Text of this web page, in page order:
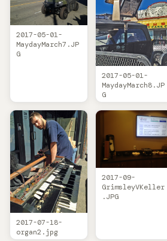
2017-05-01-
MaydayMarch7.JP
G
2017-05-01-
MaydayMarch8.JP
G
2017-07-18-
organ2.jpg
2017-09-
GrimsleyVKeller
.JPG